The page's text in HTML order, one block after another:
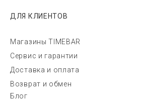
ДЛЯ КЛИЕНТОВ
Магазины TIMEBAR
Сервис и гарантии
Доставка и оплата
Возврат и обмен
Блог